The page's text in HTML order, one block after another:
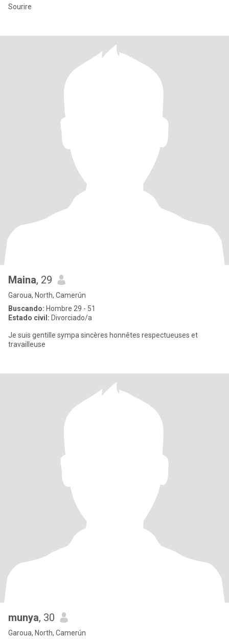
Sourire
Maina, 29
Garoua, North, Camerún
Buscando: Hombre 29 - 51
Estado civil: Divorciado/a
Je suis gentille sympa sincères honnêtes respectueuses et
travailleuse
munya, 30
Garoua, North, Camerún